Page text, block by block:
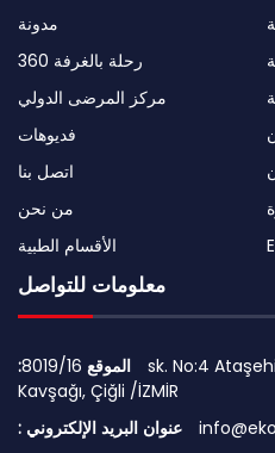
مدونة
رحلة بالغرفة 360
مركز المرضى الدولي
فديوهات
اتصل بنا
من نحن
الأقسام الطبية
معلومات للتواصل
:الموقع 8019/16 sk. No:4 Ataşehir Mah., Mavişehir - Çiğli
Kavşağı, Çiğli /İZMİR